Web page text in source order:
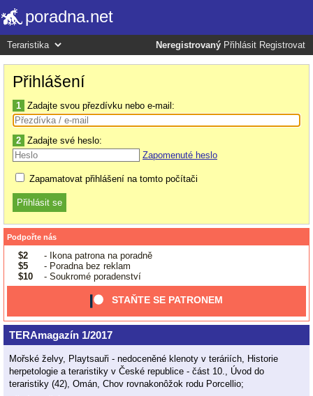
poradna.net
Neregistrovaný Přihlásit Registrovat
Přihlášení
1 Zadajte svou přezdívku nebo e-mail:
2 Zadajte své heslo:
Zapomenuté heslo
Zapamatovat přihlášení na tomto počítači
Podpořte nás
$2
- Ikona patrona na poradně
$5
- Poradna bez reklam
$10
- Soukromé poradenství
STAŇTE SE PATRONEM
TERAmagazín 1/2017
Mořské želvy, Playtsauři - nedoceněné klenoty v teráriích, Historie
herpetologie a teraristiky v České republice - část 10., Úvod do
teraristiky (42), Omán, Chov rovnakonôžok rodu Porcellio;